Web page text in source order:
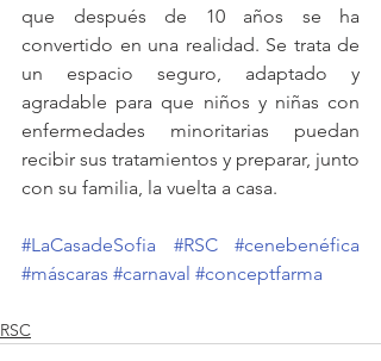
que después de 10 años se ha
convertido en una realidad. Se trata de
un espacio seguro, adaptado y
agradable para que niños y niñas con
enfermedades minoritarias puedan
recibir sus tratamientos y preparar, junto
con su familia, la vuelta a casa.
#LaCasadeSofia #RSC
#cenebenéfica
#máscaras #carnaval #conceptfarma
RSC